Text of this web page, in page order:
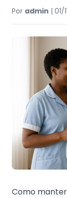
Por admin | 01/
Como